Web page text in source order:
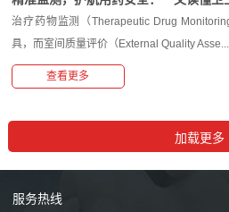
治疗药物监测（Therapeutic Drug
具，而室间质量评价（External Quality Asse...
查看更多
服务热线